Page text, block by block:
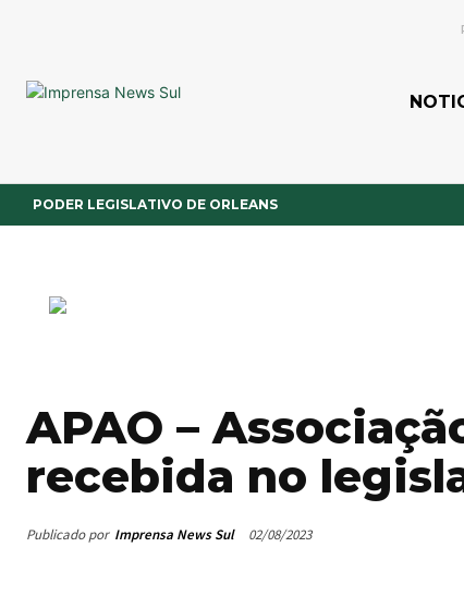
PODER LEGISLATIVO DE ORLEANS
APAO –
recebida no
Publicado por Imprensa News Sul 02/08/2023